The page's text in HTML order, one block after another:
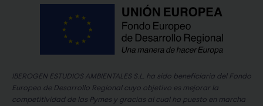
IBEROGEN ESTUDIOS AMBIENTALES S.L. ha sido beneficiaria del Fondo
Europeo de Desarrollo Regional cuyo objetivo es mejorar la
competitividad de las Pymes y gracias al cual ha puesto en marcha